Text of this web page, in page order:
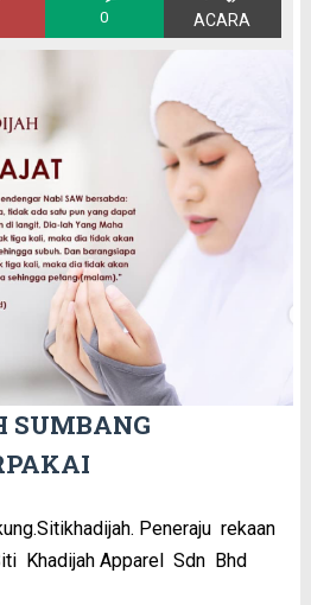
0 ACARA
SUMBANG
Peneraju rekaan
Khadijah Apparel Sdn Bhd